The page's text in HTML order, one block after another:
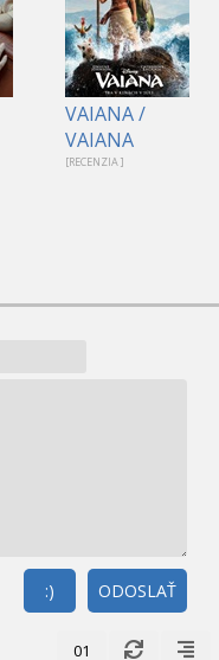
VAIANA /
VAIANA
[RECENZIA ]
ODOSLAŤ
:)
01